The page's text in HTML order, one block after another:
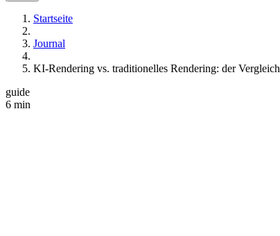
Startseite
Journal
KI-Rendering vs. traditionelles Rendering: der Vergleich
guide
6 min